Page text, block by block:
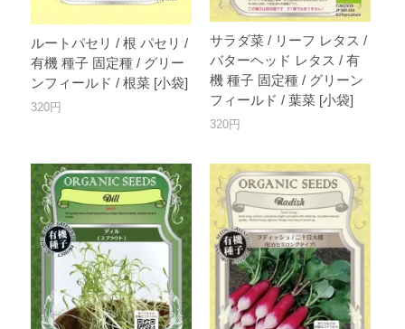
ルートパセリ / 根 パセリ /
有機 種子 固定種 / グリー
ンフィールド / 根菜 [小袋]
320円
サラダ菜 / リーフ レタス /
バターヘッド レタス / 有
機 種子 固定種 / グリーン
フィールド / 葉菜 [小袋]
320円